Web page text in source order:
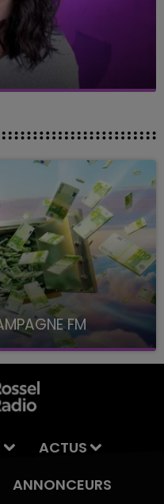
FM
FM, à 8H10
ACTUS
ANNONCEURS